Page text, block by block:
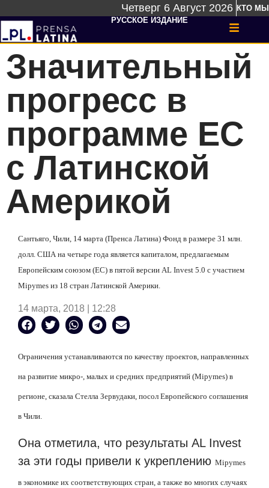
Четверг 6 Август 2026 КТО МЫ
РУССКОЕ ИЗДАНИЕ
Значительный
прогресс в
программе ЕС
с Латинской
Америкой
Сантьяго, Чили, 14 марта (Пренса Латина) Фонд в размере 31 млн.
долл. США на четыре года является капиталом, предлагаемым
Европейским союзом (ЕС) в пятой версии AL Invest 5.0 с участием
Mipymes из 18 стран Латинской Америки.
14 марта, 2018 | 12:28
Ограничения устанавливаются по качеству проектов, направленных
на развитие микро-, малых и средних предприятий (Mipymes) в
регионе, сказала Стелла Зервудаки, посол Европейского соглашения
в Чили.
Она отметила, что результаты AL Invest
за эти годы привели к укреплению Mipymes
в экономике их соответствующих стран, а также во многих случаях